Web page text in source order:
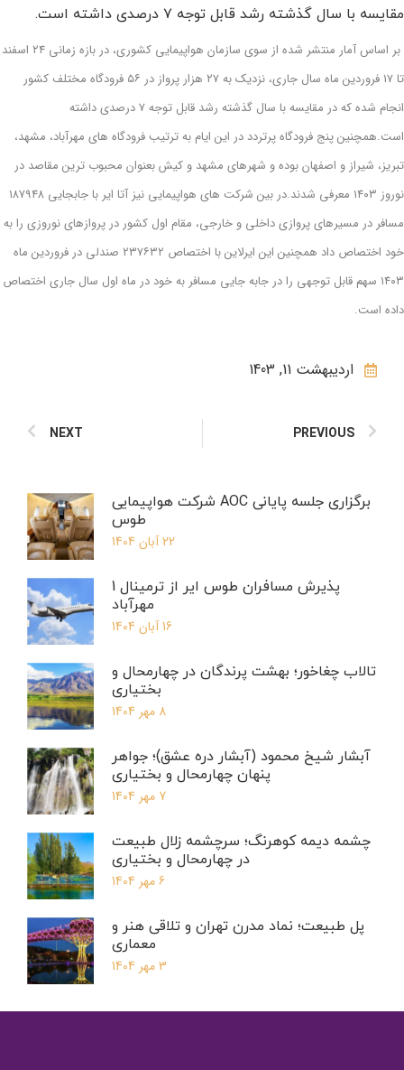
مقایسه با سال گذشته رشد قابل توجه ۷ درصدی داشته است.
بر اساس آمار منتشر شده از سوی سازمان هواپیمایی کشوری، در بازه زمانی ۲۴ اسفند
تا ۱۷ فروردین ماه سال جاری، نزدیک به ۲۷ هزار پرواز در ۵۶ فرودگاه مختلف کشور
انجام شده که در مقایسه با سال گذشته رشد قابل توجه ۷ درصدی داشته
است.همچنین پنج فرودگاه پرتردد در این ایام به ترتیب فرودگاه های مهرآباد، مشهد،
تبریز، شیراز و اصفهان بوده و شهرهای مشهد و کیش بعنوان محبوب ترین مقاصد در
نوروز ۱۴۰۳ معرفی شدند.در بین شرکت های هواپیمایی نیز آتا ایر با جابجایی ۱۸۷۹۴۸
مسافر در مسیرهای پروازی داخلی و خارجی، مقام اول کشور در پروازهای نوروزی را به
خود اختصاص داد همچنین این ایرلاین با اختصاص ۲۳۷۶۳۲ صندلی در فروردین ماه
۱۴۰۳ سهم قابل توجهی را در جابه جایی مسافر به خود در ماه اول سال جاری اختصاص
داده است.
اردیبهشت 11, 1403
PREVIOUS
NEXT
برگزاری جلسه پایانی AOC شرکت هواپیمایی
طوس
22 آبان 1404
پذیرش مسافران طوس ایر از ترمینال 1
مهرآباد
16 آبان 1404
تالاب چغاخور؛ بهشت پرندگان در چهارمحال و
بختیاری
8 مهر 1404
آبشار شیخ محمود (آبشار دره عشق)؛ جواهر
پنهان چهارمحال و بختیاری
7 مهر 1404
چشمه دیمه کوهرنگ؛ سرچشمه زلال طبیعت
در چهارمحال و بختیاری
6 مهر 1404
پل طبیعت؛ نماد مدرن تهران و تلاقی هنر و
معماری
3 مهر 1404